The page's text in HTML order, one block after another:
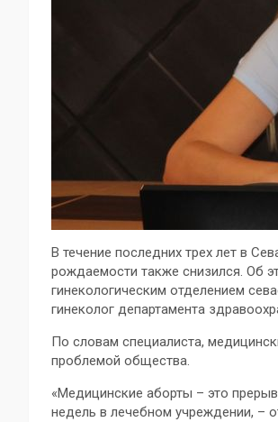
В течение последних трех лет в
рождаемости также снизился. Об
гинекологическим отделением
гинеколог департамента
По словам специалиста,
проблемой общества.
«Медицинские аборты – это
недель в лечебном учреждении, –